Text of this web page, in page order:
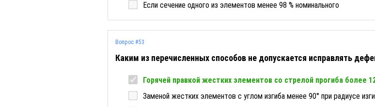
Если сечение одного из элементов менее 98 % номинального
Вопрос #53
Каким из перечисленных способов не допускается исправлять
Горячей правкой жестких элементов со стрелой прогиба более
Заменой жестких элементов с углом изгиба менее 90° при радиусе